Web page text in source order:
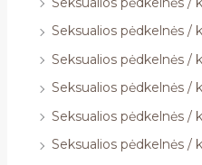
Seksualios pėdkelnės /
Seksualios pėdkelnės /
Seksualios pėdkelnės /
Seksualios pėdkelnės /
Seksualios pėdkelnės /